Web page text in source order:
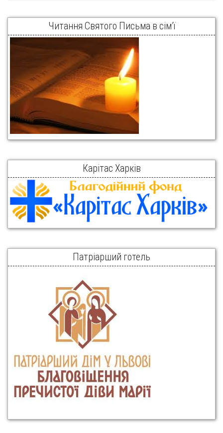
Читання Святого Письма в сім’ї
Карітас Харків
Патріарший готель